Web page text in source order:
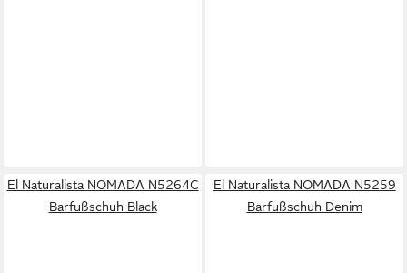
El Naturalista NOMADA N5264C
Barfußschuh Black
El Naturalista NOMADA N5259
Barfußschuh Denim